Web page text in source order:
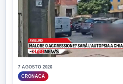
7 AGOSTO 2026
CRONACA